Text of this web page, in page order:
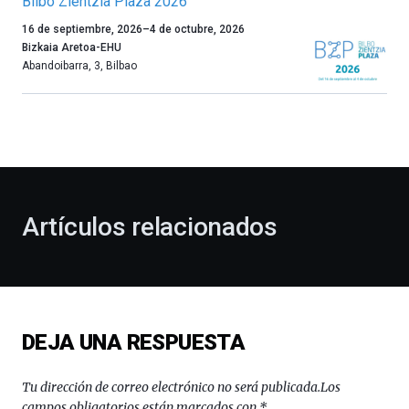
Un
año
más,
celebración
Bilbo
(BZP),
16 de septiembre, 2026–4 de octubre, 2026
Bizkaia Aretoa-EHU
Abandoibarra, 3 Bilbao
Artículos relacionados
DEJA UNA RESPUESTA
Tu dirección de correo electrónico no será publicada.Los